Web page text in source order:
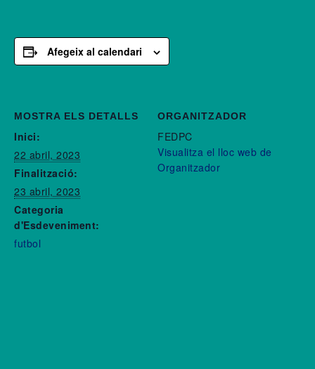
Afegeix al calendari
MOSTRA ELS DETALLS
Inici:
22 abril, 2023
Finalització:
23 abril, 2023
Categoria
d'Esdeveniment:
futbol
ORGANITZADOR
FEDPC
Visualitza el lloc web de
Organitzador